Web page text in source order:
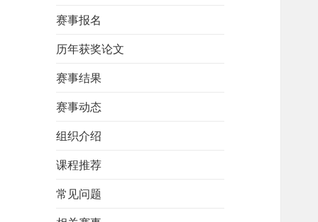
赛事报名
历年获奖论文
赛事结果
赛事动态
组织介绍
课程推荐
常见问题